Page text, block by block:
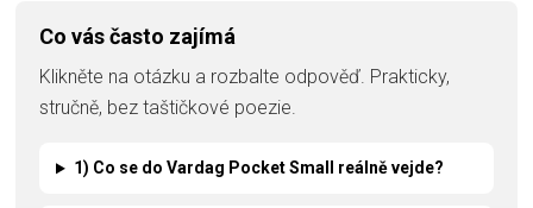
Co vás často zajímá
Klikněte na otázku a rozbalte odpověď. Prakticky,
stručně, bez taštičkové poezie.
1) Co se do Vardag Pocket Small reálně vejde?